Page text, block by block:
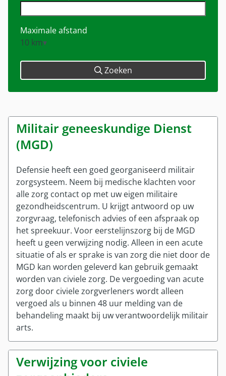
Gezinsleden EU
Wereldcollectiviteit
Reservist
Verzekeringsreglement
Wereldcollectiviteit
Overig
Zorg tijdens plaatsing in VS en Canada
Contactpersonen buitenland
Klacht melden
Wijziging doorgeven
Hulp met betaalproblemen
Inloggen met DigiD
Mijn SZVK-app
Mijn SZVK-app
Over ons
Over SZVK
Bureau SZVK
Historie
Onze partners
Nieuws
Maximale afstand
10 km
Zoeken
Militair geneeskundige Dienst
(MGD)
Defensie heeft een goed georganiseerd militair
zorgsysteem. Neem bij medische klachten voor
alle zorg contact op met uw eigen militaire
gezondheidscentrum. U krijgt antwoord op uw
zorgvraag, telefonisch advies of een afspraak op
het spreekuur. Voor eerstelijnszorg bij de MGD
heeft u geen verwijzing nodig. Alleen in een acute
situatie of als er sprake is van zorg die niet door de
MGD kan worden geleverd kan gebruik gemaakt
worden van civiele zorg. De vergoeding van acute
zorg door civiele zorgverleners wordt alleen
vergoed als u binnen 48 uur melding van de
behandeling maakt bij uw verantwoordelijk militair
arts.
Verwijzing voor civiele